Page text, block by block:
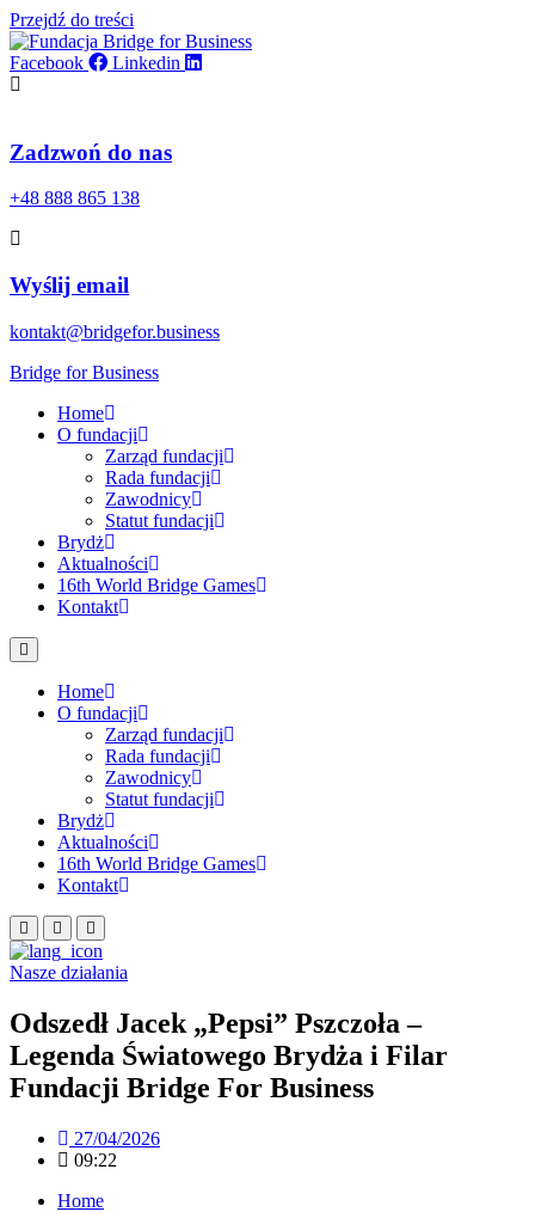
Przejdź do treści
Facebook Linkedin
Zadzwoń do nas
+48 888 865 138
Wyślij email
kontakt@bridgefor.business
Bridge for Business
Home
O fundacji
Zarząd fundacji
Rada fundacji
Zawodnicy
Statut fundacji
Brydż
Aktualności
16th World Bridge Games
Kontakt
Home
O fundacji
Zarząd fundacji
Rada fundacji
Zawodnicy
Statut fundacji
Brydż
Aktualności
16th World Bridge Games
Kontakt
Nasze działania
Odszedł Jacek „Pepsi” Pszczoła –
Legenda Światowego Brydża i Filar
Fundacji Bridge For Business
27/04/2026
09:22
Home